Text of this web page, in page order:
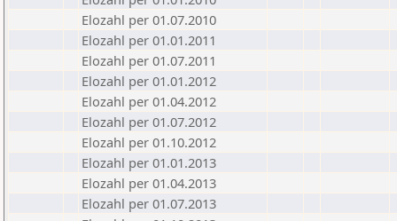
Elozahl per 01.07.2010
Elozahl per 01.01.2011
Elozahl per 01.07.2011
Elozahl per 01.01.2012
Elozahl per 01.04.2012
Elozahl per 01.07.2012
Elozahl per 01.10.2012
Elozahl per 01.01.2013
Elozahl per 01.04.2013
Elozahl per 01.07.2013